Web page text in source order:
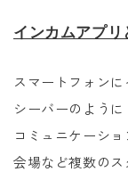
インカムアプリ
スマートフォン
シーバーのように
コミュニケーシ
会場など複数の